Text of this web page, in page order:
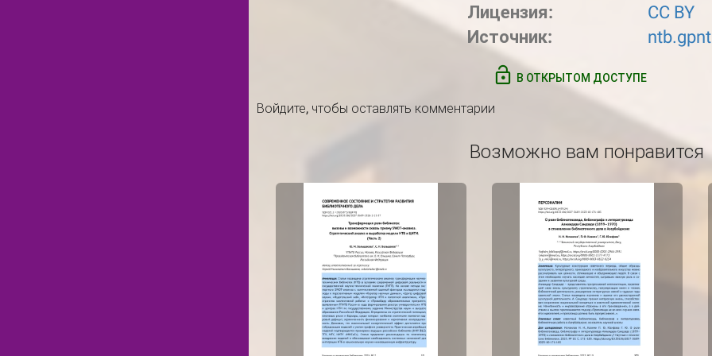
Лицензия:
CC BY
Источник:
В ОТКРЫТОМ ДОСТУПЕ
Войдите, чтобы оставлять комментарии
Возможно вам понравится